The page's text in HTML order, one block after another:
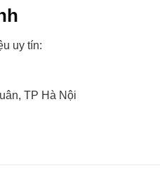
uy tín:
TP Hà Nội